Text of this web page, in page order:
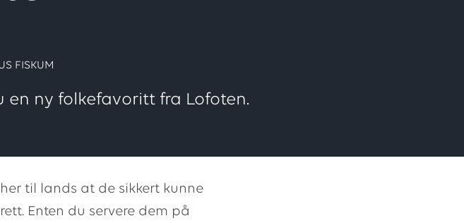
FISKUM
en ny folkefavoritt fra Lofoten.
til lands at de sikkert kunne
Enten du servere dem på